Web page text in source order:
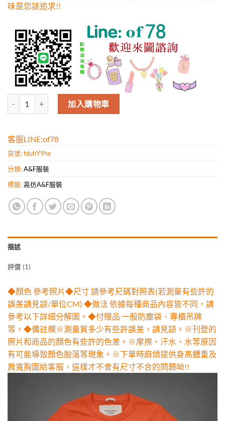
味是您該追求!!
高仿A&F男款新款時尚休閑短袖T恤.好質量是您的需求好品味是您該
加入購物車
客服LINE:of78
貨號:fduhY9he
分類:A&F服裝
標籤:高仿A&F服裝
描述
評價 (1)
◆顏色 參考照片◆尺寸 請參考尺碼對照表(若測量有些許的
誤差請見諒/單位CM) ◆做法 依據每種商品內容皆不同，請
參考以下詳細分解圖。◆付贈品 一般防塵袋、專櫃吊牌
等。◆備註欄※測量質多少有些許誤差，請見諒。※刊登的
照片和商品的顏色有些許的色差。※摩擦、汗水、水等原因
有可能導致顏色脫落等現象。※下單時麻煩提供身高體重及
肩寬胸圍給客服，這樣才不會有尺寸不合的問題呦!!